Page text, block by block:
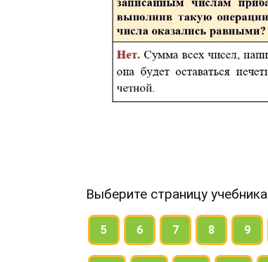
Выберите страницу учебника
5 6 7 8 9